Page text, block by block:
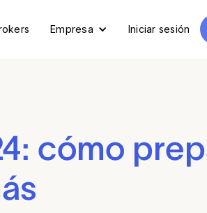
Empresa Iniciar sesión
cómo